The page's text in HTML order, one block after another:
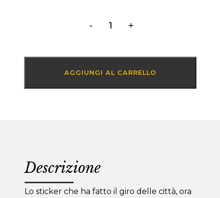
AGGIUNGI AL CARRELLO
Descrizione
Lo sticker che ha fatto il giro delle città, ora